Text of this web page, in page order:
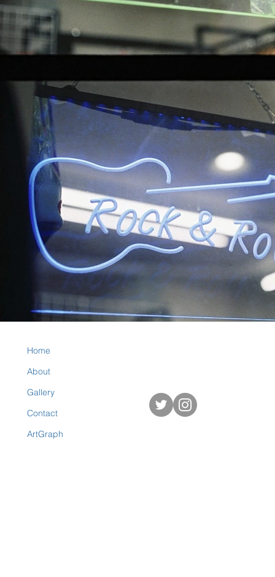
Home
About
Gallery
Contact
ArtGraph